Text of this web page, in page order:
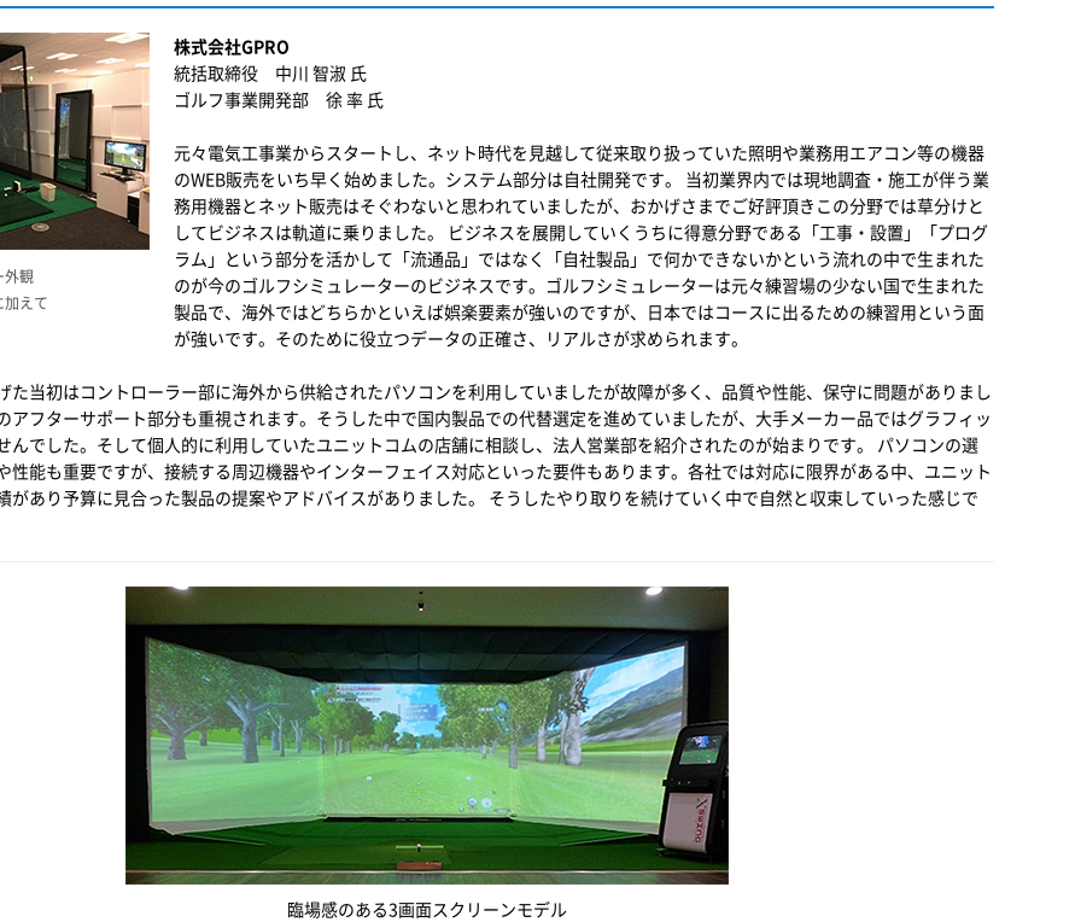
外観
えて
株式会社GPRO
統括取締役 中川 智淑 氏
ゴルフ事業開発部 徐 率 氏
元々電気工事業からスタートし、ネット時代を見越して従来取り扱っていた照明や業務用エアコン等の機器
のWEB販売をいち早く始めました。システム部分は自社開発です。 当初業界内では現地調査・施工が伴う業
務用機器とネット販売はそぐわないと思われていましたが、おかげさまでご好評頂きこの分野では草分けと
してビジネスは軌道に乗りました。 ビジネスを展開していくうちに得意分野である「工事・設置」「プログ
ラム」という部分を活かして「流通品」ではなく「自社製品」で何かできないかという流れの中で生まれた
のが今のゴルフシミュレーターのビジネスです。ゴルフシミュレーターは元々練習場の少ない国で生まれた
製品で、海外ではどちらかといえば娯楽要素が強いのですが、日本ではコースに出るための練習用という面
が強いです。そのために役立つデータの正確さ、リアルさが求められます。
た当初はコントローラー部に海外から供給されたパソコンを利用していましたが故障が多く、品質や性能、保守に問題がありまし
アフターサポート部分も重視されます。そうした中で国内製品での代替選定を進めていましたが、大手メーカー品ではグラフィッ
んでした。そして個人的に利用していたユニットコムの店舗に相談し、法人営業部を紹介されたのが始まりです。 パソコンの選
性能も重要ですが、接続する周辺機器やインターフェイス対応といった要件もあります。各社では対応に限界がある中、ユニット
があり予算に見合った製品の提案やアドバイスがありました。 そうしたやり取りを続けていく中で自然と収束していった感じで
臨場感のある3画面スクリーンモデル